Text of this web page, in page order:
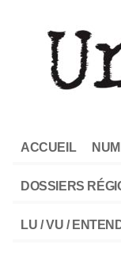
ACCUEIL
DOSSIERS
LU / VU /